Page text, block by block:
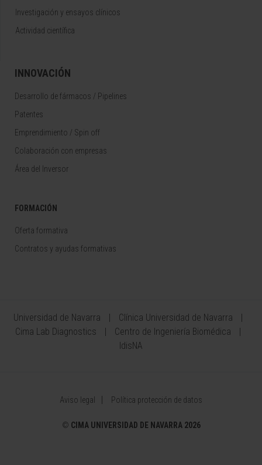
Investigación y ensayos clínicos
Actividad científica
INNOVACIÓN
Desarrollo de fármacos / Pipelines
Patentes
Emprendimiento / Spin off
Colaboración con empresas
Área del Inversor
FORMACIÓN
Oferta formativa
Contratos y ayudas formativas
Universidad de Navarra
Clínica Universidad de Navarra
Cima Lab Diagnostics
Centro de Ingeniería Biomédica
IdisNA
Aviso legal Política protección de datos
© CIMA UNIVERSIDAD DE NAVARRA 2026